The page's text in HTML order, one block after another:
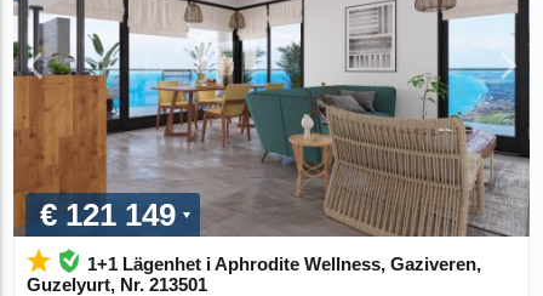
€ 121 149
1+1 Lägenhet i Aphrodite Wellness, Gaziveren,
Guzelyurt, Nr. 213501